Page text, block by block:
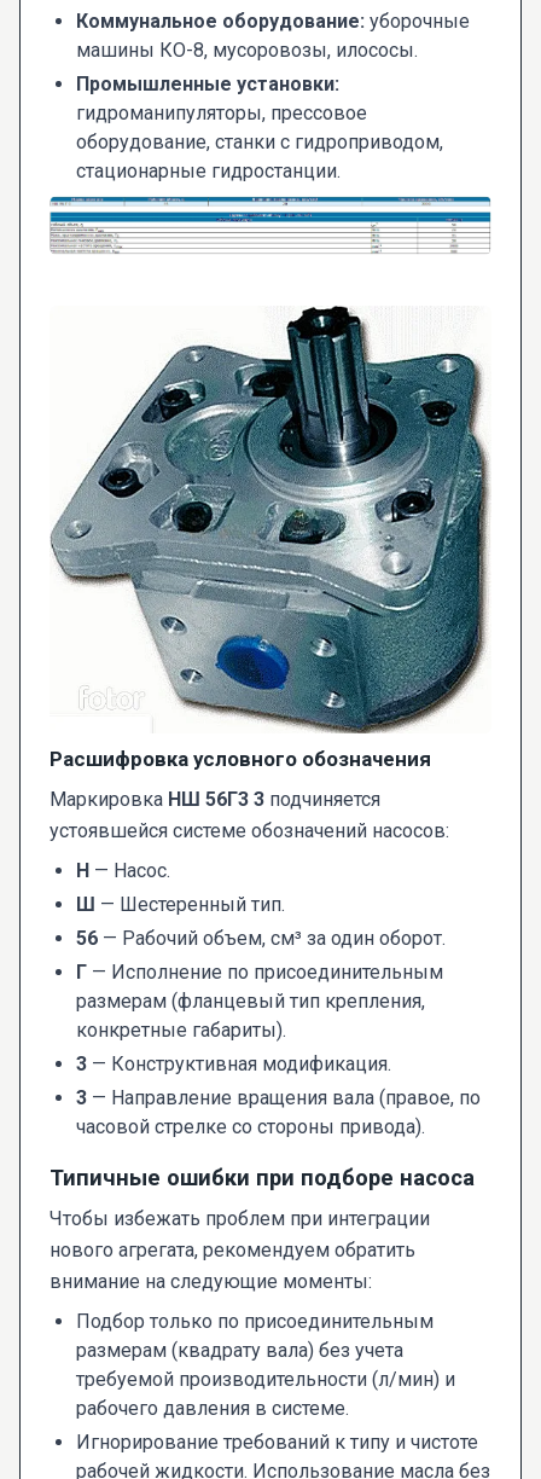
Коммунальное оборудование: уборочные
машины КО-8, мусоровозы, илососы.
Промышленные установки:
гидроманипуляторы, прессовое
оборудование, станки с гидроприводом,
стационарные гидростанции.
Расшифровка условного обозначения
Маркировка НШ 56Г3 3 подчиняется
устоявшейся системе обозначений насосов:
Н — Насос.
Ш — Шестеренный тип.
56 — Рабочий объем, см³ за один оборот.
Г — Исполнение по присоединительным
размерам (фланцевый тип крепления,
конкретные габариты).
3 — Конструктивная модификация.
3 — Направление вращения вала (правое, по
часовой стрелке со стороны привода).
Типичные ошибки при подборе насоса
Чтобы избежать проблем при интеграции
нового агрегата, рекомендуем обратить
внимание на следующие моменты:
Подбор только по присоединительным
размерам (квадрату вала) без учета
требуемой производительности (л/мин) и
рабочего давления в системе.
Игнорирование требований к типу и чистоте
рабочей жидкости. Использование масла без